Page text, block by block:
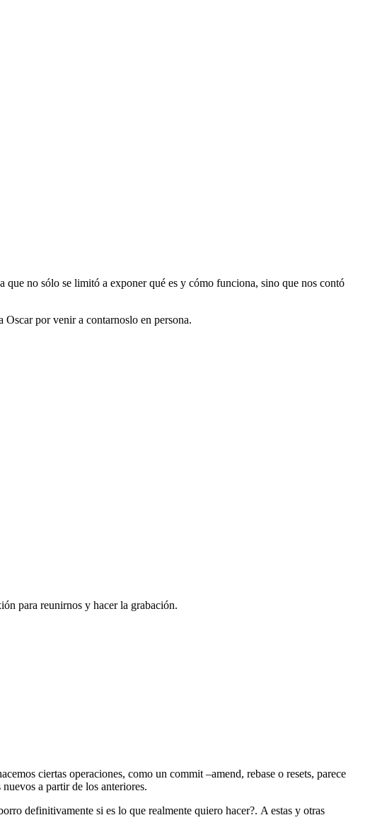
no sólo se limitó a exponer qué es y cómo funciona, sino que nos contó
por venir a contarnoslo en persona.
para reunirnos y hacer la grabación.
ciertas operaciones, como un commit –amend, rebase o resets, parece
a partir de los anteriores.
definitivamente si es lo que realmente quiero hacer?. A estas y otras